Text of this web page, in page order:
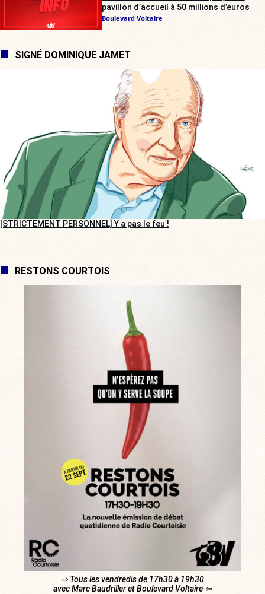
pavillon d’accueil à 50 millions d’euros
Boulevard Voltaire
SIGNÉ DOMINIQUE JAMET
[STRICTEMENT PERSONNEL] Y a pas le feu !
RESTONS COURTOIS
⇨ Tous les vendredis de 17h30 à 19h30
avec Marc Baudriller et Boulevard Voltaire ⇦